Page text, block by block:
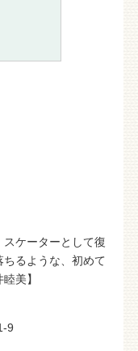
ケーターとして復
るような、初めて
美】
9